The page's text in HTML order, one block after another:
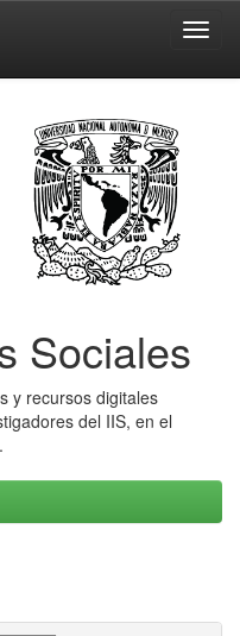
Sociales
y recursos digitales
del IIS, en el